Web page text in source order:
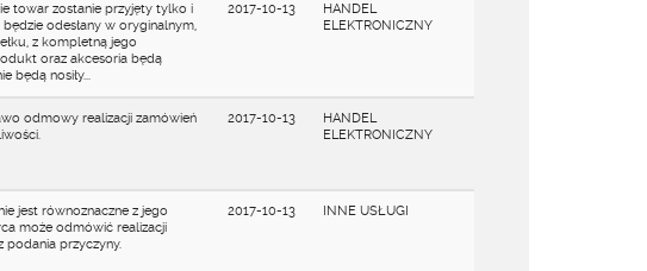
towar zostanie przyjęty tylko i
odesłany w oryginalnym,
z kompletną jego
oraz akcesoria będą
będą nosiły...
2017-10-13
HANDEL
ELEKTRONICZNY
odmowy realizacji zamówień
2017-10-13
HANDEL
ELEKTRONICZNY
jest równoznaczne z jego
może odmówić realizacji
podania przyczyny.
2017-10-13 INNE USŁUGI